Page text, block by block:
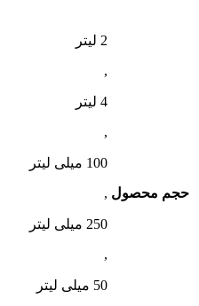
حجم محصول
2 لیتر
,
4 لیتر
,
100 میلی لیتر
,
250 میلی لیتر
,
50 میلی لیتر